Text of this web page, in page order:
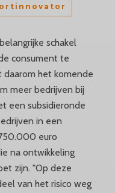
schakel
consument te
het komende
meer bedrijven bij
een subsidieronde
in een
euro
na ontwikkeling
zijn. "Op deze
van het risico weg